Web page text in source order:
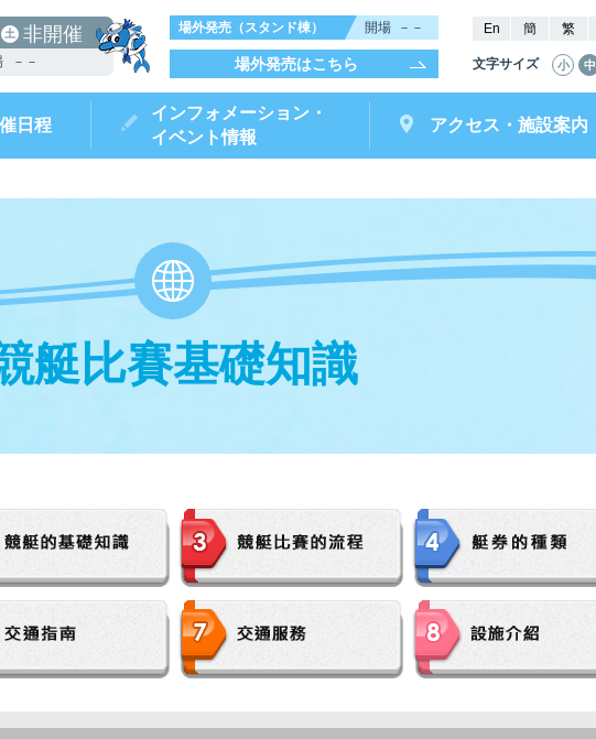
土 非開催
－－
場外発売（スタンド棟） 開場 －－
場外発売はこちら
En 簡 繁
文字サイズ 小 中
出走表・前日予想PDF
前検タイムランキング
得点率ランキング レース展望
出目データ 水面特性・進入コース別情報
日程
インフォメーション・
イベント情報
アクセス・施設案内
ボートレースチケットショップ
唐津ミニット
ボートレースチケットショップ
電話情報
からつキャッシュバック
艇比賽基礎知識